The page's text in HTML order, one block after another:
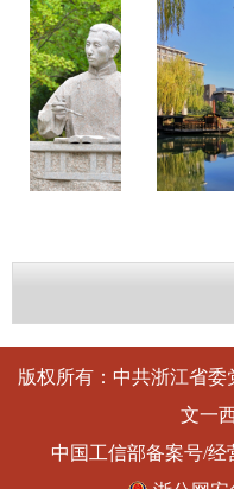
版权所有：中共浙江省
文一
中国工信部备案号/经